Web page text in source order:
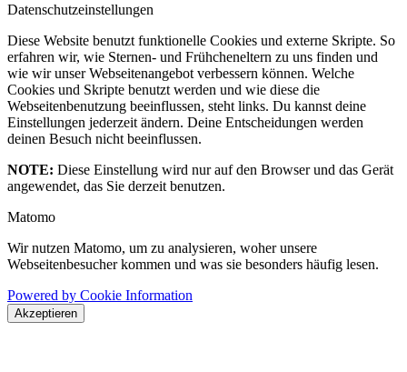
Datenschutzeinstellungen
Diese Website benutzt funktionelle Cookies und externe Skripte. So
erfahren wir, wie Sternen- und Frühcheneltern zu uns finden und
wie wir unser Webseitenangebot verbessern können. Welche
Cookies und Skripte benutzt werden und wie diese die
Webseitenbenutzung beeinflussen, steht links. Du kannst deine
Einstellungen jederzeit ändern. Deine Entscheidungen werden
deinen Besuch nicht beeinflussen.
NOTE: Diese Einstellung wird nur auf den Browser und das Gerät
angewendet, das Sie derzeit benutzen.
Matomo
Wir nutzen Matomo, um zu analysieren, woher unsere
Webseitenbesucher kommen und was sie besonders häufig lesen.
Powered by Cookie Information
Akzeptieren